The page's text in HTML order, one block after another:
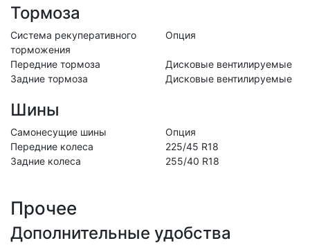
Тормоза
Система рекуперативного
торможения
Опция
Передние тормоза
Дисковые вентилируемые
Задние тормоза
Дисковые вентилируемые
Шины
Самонесущие шины
Опция
Передние колеса
225/45 R18
Задние колеса
255/40 R18
Прочее
Дополнительные удобства